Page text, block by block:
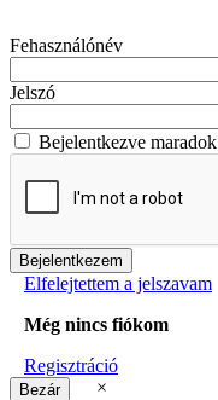
Fehasználónév
Jelszó
Bejelentkezve maradok
Elfelejtettem a jelszavam
Még nincs fiókom
Regisztráció
×